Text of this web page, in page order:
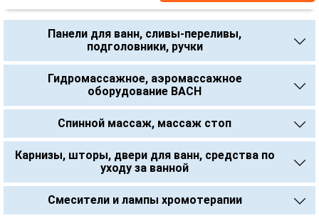
Панели для ванн, сливы-переливы,
подголовники, ручки
Гидромассажное, аэромассажное
оборудование BACH
Спинной массаж, массаж стоп
Карнизы, шторы, двери для ванн, средства по
уходу за ванной
Смесители и лампы хромотерапии